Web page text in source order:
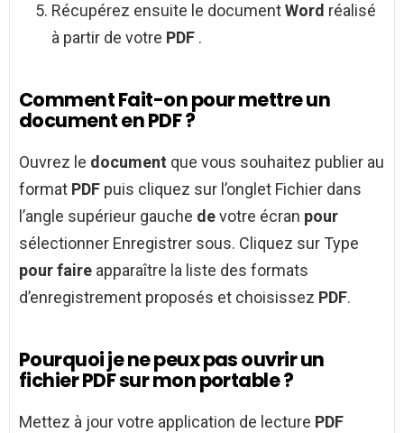
Récupérez ensuite le documentWord réalisé
à partir de votre PDF .
Comment Fait-on pour mettre un
document en PDF ?
Ouvrez le document que vous souhaitez publier au
format PDF puis cliquez sur l’onglet Fichier dans
l’angle supérieur gauche devotre écran pour
sélectionner Enregistrer sous. Cliquez sur Type
pour faire apparaître la liste des formats
d’enregistrement proposés et choisissez PDF.
Pourquoi je ne peux pas ouvrir un
fichier PDF sur mon portable ?
Mettez à jour votre application de lecture PDF